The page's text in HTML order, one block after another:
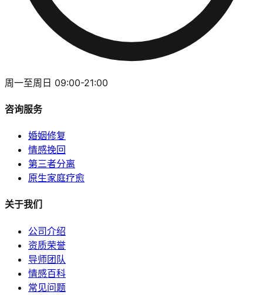
周一至周日 09:00-21:00
咨询服务
婚姻修复
情感挽回
第三者分离
原生家庭疗愈
关于我们
公司介绍
资质荣誉
导师团队
情感百科
常见问题